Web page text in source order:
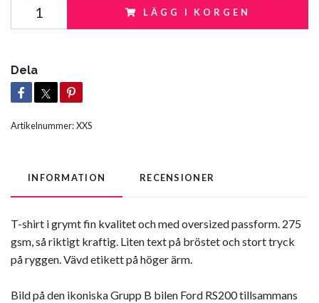
LÄGG I KORGEN
Dela
Artikelnummer:XXS
INFORMATION RECENSIONER
T-shirt i grymt fin kvalitet och med oversized passform. 275
gsm, så riktigt kraftig. Liten text på bröstet och stort tryck
på ryggen. Vävd etikett på höger ärm.
Bild på den ikoniska Grupp B bilen Ford RS200 tillsammans